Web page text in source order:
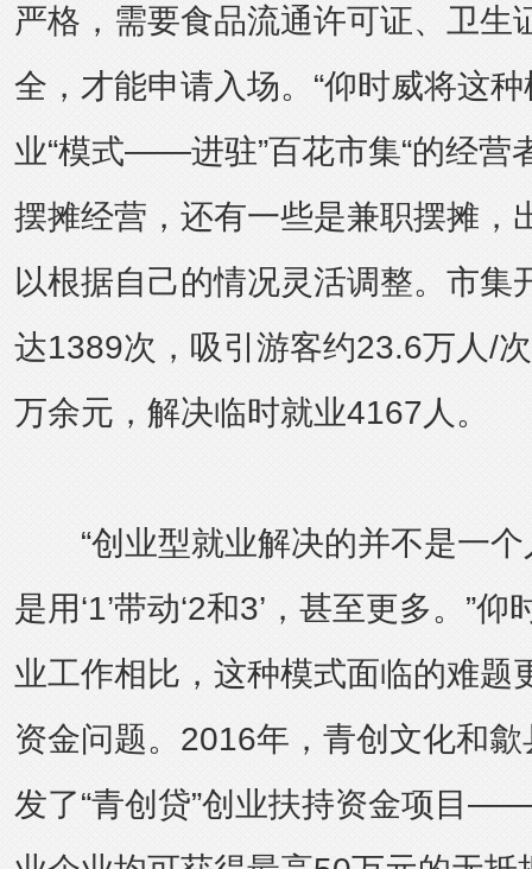
严格，需要食品流通许可证、卫生
全，才能申请入场。“仰时威将这
业“模式——进驻”百花市集“的经营
摆摊经营，还有一些是兼职摆摊，
以根据自己的情况灵活调整。市集
达1389次，吸引游客约23.6万人/
万余元，解决临时就业4167人。
“创业型就业解决的并不是一个
是用‘1’带动‘2和3’，甚至更多。”
业工作相比，这种模式面临的难题
资金问题。2016年，青创文化和
发了“青创贷”创业扶持资金项目